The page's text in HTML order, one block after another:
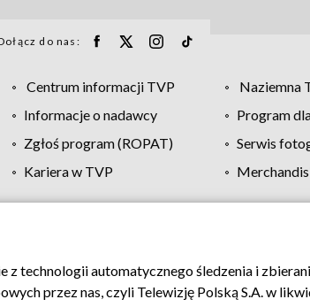
do nas:
Centrum informacji TVP Naziemna
Informacje o nadawcy
Program
Zgłoś program (ROPAT)
Serwis
Kariera w TVP
Moje zgody Pomoc Biuro
technologii automatycznego śledzenia i
przez nas, czyli Telewizję Polską S.A. w